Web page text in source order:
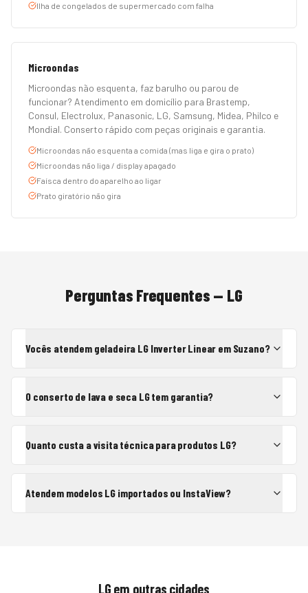
Ilha de congelados de supermercado com falha
Microondas
Microondas não esquenta, faz barulho ou parou de
funcionar? Atendimento em domicílio para Brastemp,
Consul, Electrolux, Panasonic, LG, Samsung, Midea, Philco e
Mondial. Conserto rápido com peças originais e garantia.
Microondas não esquenta a comida (mas liga e gira o prato)
Microondas não liga / display apagado
Faísca dentro do aparelho ao ligar
Prato giratório não gira
Perguntas Frequentes — LG
Vocês atendem geladeira LG Inverter Linear em Suzano?
O conserto de lava e seca LG tem garantia?
Quanto custa a visita técnica para produtos LG?
Atendem modelos LG importados ou InstaView?
LG em outras cidades